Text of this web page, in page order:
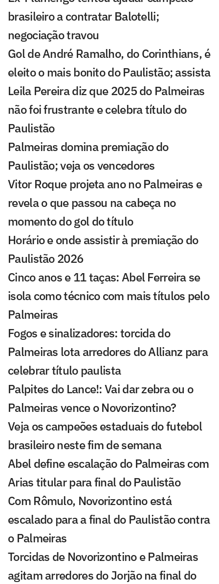
brasileiro a contratar Balotelli;
negociação travou
Gol de André Ramalho, do Corinthians, é
eleito o mais bonito do Paulistão; assista
Leila Pereira diz que 2025 do Palmeiras
não foi frustrante e celebra título do
Paulistão
Palmeiras domina premiação do
Paulistão; veja os vencedores
Vitor Roque projeta ano no Palmeiras e
revela o que passou na cabeça no
momento do gol do título
Horário e onde assistir à premiação do
Paulistão 2026
Cinco anos e 11 taças: Abel Ferreira se
isola como técnico com mais títulos pelo
Palmeiras
Fogos e sinalizadores: torcida do
Palmeiras lota arredores do Allianz para
celebrar título paulista
Palpites do Lance!: Vai dar zebra ou o
Palmeiras vence o Novorizontino?
Veja os campeões estaduais do futebol
brasileiro neste fim de semana
Abel define escalação do Palmeiras com
Arias titular para final do Paulistão
Com Rômulo, Novorizontino está
escalado para a final do Paulistão contra
o Palmeiras
Torcidas de Novorizontino e Palmeiras
agitam arredores do Jorjão na final do